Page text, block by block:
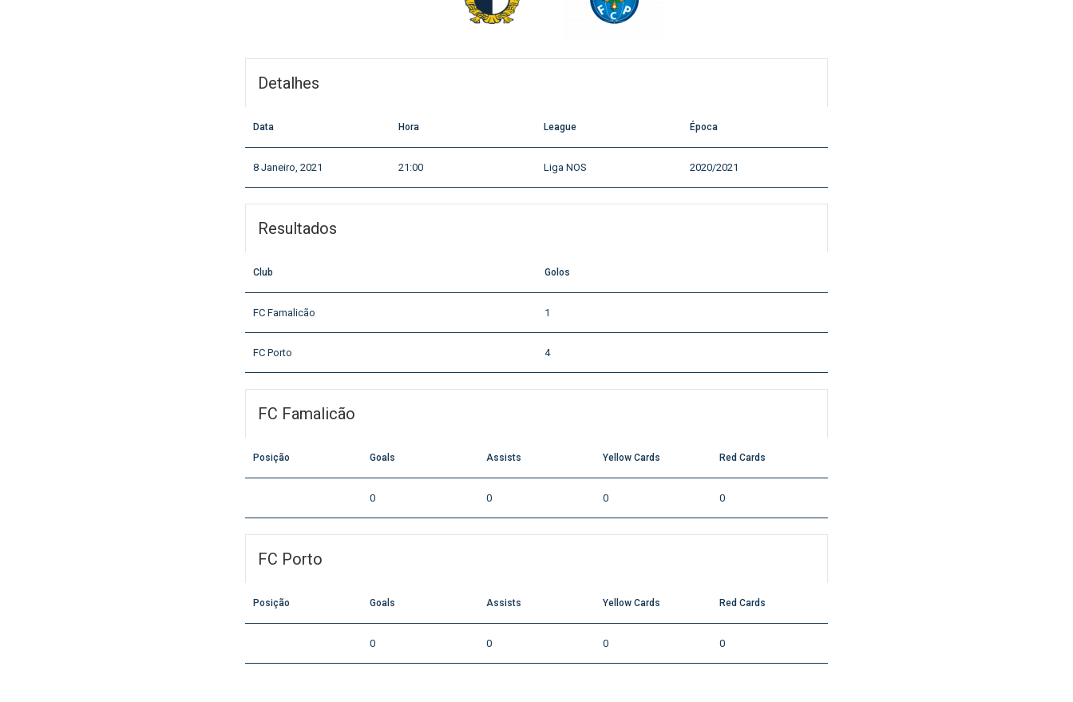
Detalhes
Data Hora League Época
8 Janeiro, 2021 21:00 Liga NOS 2020/2021
Resultados
Club Golos
FC Famalicão 1
FC Porto 4
FC Famalicão
Posição Goals Assists Yellow Cards Red Cards
0 0 0 0
FC Porto
Posição Goals Assists Yellow Cards Red Cards
0 0 0 0